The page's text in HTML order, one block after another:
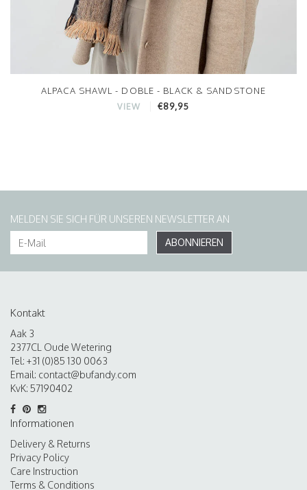
ALPACA SHAWL - DOBLE - BLACK & SANDSTONE
VIEW €89,95
MELDEN SIE SICH FÜR UNSEREN NEWSLETTER AN
ABONNIEREN
Kontakt
Aak 3
2377CL Oude Wetering
Tel: +31 (0)85 130 0063
Email: contact@bufandy.com
KvK: 57190402
Informationen
Delivery & Returns
Privacy Policy
Care Instruction
Terms & Conditions